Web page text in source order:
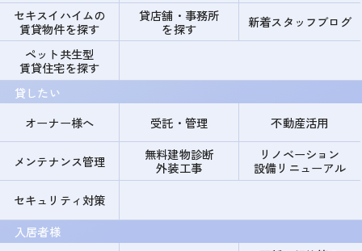
セキスイハイムの
賃貸物件を探す
貸店舗・事務所
を探す
新着スタッフブログ
ペット共生型
賃貸住宅を探す
貸したい
オーナー様へ
受託・管理 不動産活用
メンテナンス管理
無料建物診断
外装工事
リノベーション
設備リニューアル
セキュリティ対策
入居者様